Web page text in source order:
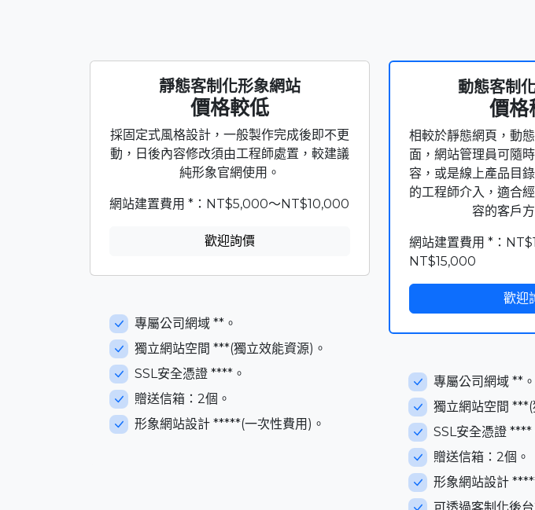
靜態客制化形象網站
價格較低
採固定式風格設計，一般製作完成後即不更
動，日後內容修改須由工程師處置，較建議
純形象官網使用。
網站建置費用 *：NT$5,000～NT$10,000
歡迎詢價
專屬公司網域 **。
獨立網站空間 ***(獨立效能資源)。
SSL安全憑證 ****。
贈送信箱：2個。
形象網站設計 *****(一次性費用)。
動態客制
價格
相較於靜態網頁，動
面，網站管理員可隨
容，或是線上產品目
的工程師介入，適合
容的客戶
網站建置費用 *：
NT$15,000
歡迎
專屬公司網域 **。
獨立網站空間 ***(
SSL安全憑證 ****
贈送信箱：2個。
形象網站設計